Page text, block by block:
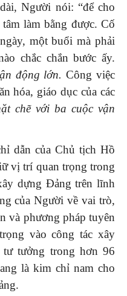
Người nói: “để cho
làm bằng được. Cố
một buổi mà phải
chắc chắn bước ấy.
động lớn.Công việc
hóa, giáo dục của các
chẽ với ba cuộc vận
dẫn của Chủ tịch Hồ
vị trí quan trọng trong
dựng Đảng trên lĩnh
của Người về vai trò,
và phương pháp tuyên
vào công tác xây
tưởng trong hơn 96
là kim chỉ nam cho